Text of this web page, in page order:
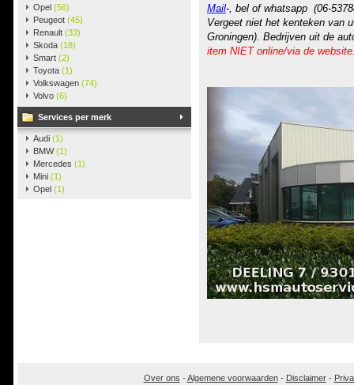
Opel (56)
Peugeot (45)
Renault (33)
Skoda (18)
Smart (2)
Toyota (1)
Volkswagen (74)
Volvo (6)
Services per merk
Audi (1)
BMW(1)
Mercedes (1)
Mini (1)
Opel (1)
Mail-, bel of whatsapp (06-
Vergeet niet het kenteken van
Groningen). Bedrijven uit de
item NIET online/via de
Over ons -Algemene voorwaarden- Disclaimer-